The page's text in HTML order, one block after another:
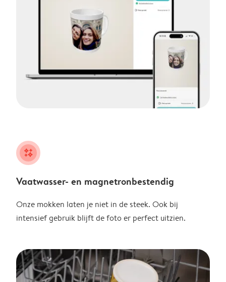
night
Vaatwasser- en magnetronbestendig
Onze mokken laten je niet in de steek. Ook bij
intensief gebruik blijft de foto er perfect uitzien.